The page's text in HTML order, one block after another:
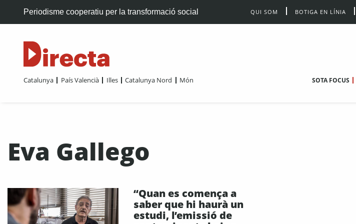
Periodisme cooperatiu per la transformació social QUI SOM BOTIGA EN LÍNIA
Catalunya País Valencià Illes Catalunya Nord Món SOTA FOCUS
Eva Gallego
“Quan es comença a
saber que hi haurà un
estudi, l’emissió de